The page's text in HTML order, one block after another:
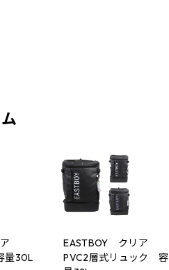
ア
量30L
EASTBOY クリア
PVC2層式リュック 容